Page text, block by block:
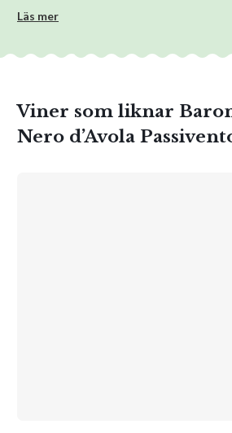
Läs mer
Viner som liknar
Nero d’Avola